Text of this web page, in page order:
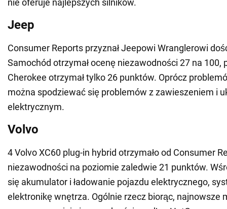
nie oferuje najlepszych silników.
Jeep
Consumer Reports przyznał Jeepowi Wranglerowi
Samochód otrzymał ocenę niezawodności 27 na 100,
Cherokee otrzymał tylko 26 punktów. Oprócz
można spodziewać się problemów z zawieszeniem i
elektrycznym.
Volvo
4 Volvo XC60 plug-in hybrid otrzymało od Consumer
niezawodności na poziomie zaledwie 21 punktów.
się akumulator i ładowanie pojazdu elektrycznego,
elektronikę wnętrza. Ogólnie rzecz biorąc, najnowsze